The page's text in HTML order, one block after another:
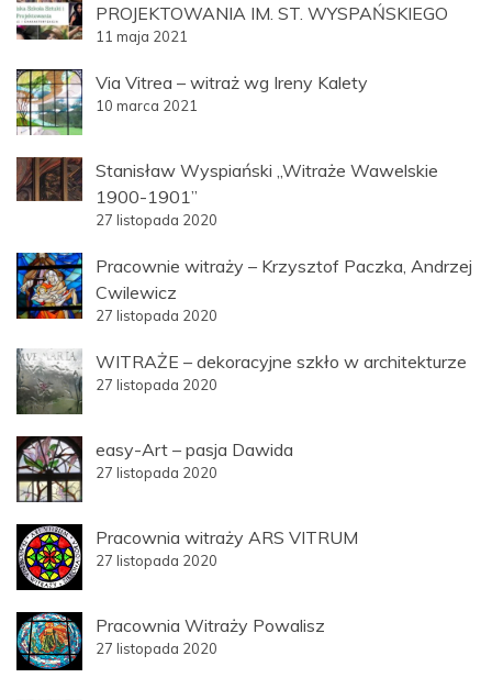
PROJEKTOWANIA IM. ST. WYSPAŃSKIEGO
11 maja 2021
Via Vitrea – witraż wg Ireny Kalety
10 marca 2021
Stanisław Wyspiański „Witraże Wawelskie
1900-1901”
27 listopada 2020
Pracownie witraży – Krzysztof Paczka, Andrzej
Cwilewicz
27 listopada 2020
WITRAŻE – dekoracyjne szkło w architekturze
27 listopada 2020
easy-Art – pasja Dawida
27 listopada 2020
Pracownia witraży ARS VITRUM
27 listopada 2020
Pracownia Witraży Powalisz
27 listopada 2020